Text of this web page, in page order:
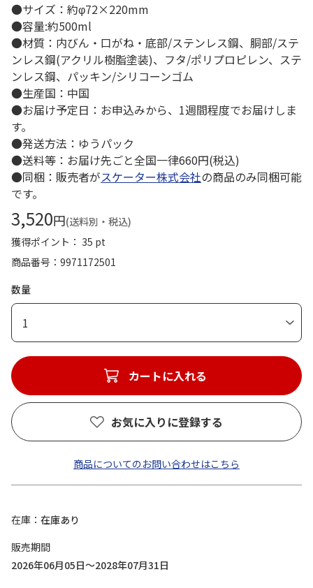
●サイズ：約φ72×220mm
●容量:約500ml
●材質：内びん・口がね・底部/ステンレス鋼、胴部/ステ
ンレス鋼(アクリル樹脂塗装)、フタ/ポリプロピレン、ステ
ンレス鋼、パッキン/シリコーンゴム
●生産国：中国
●お届け予定日：お申込みから、1週間程度でお届けしま
す。
●発送方法：ゆうパック
●送料等：お届け先ごと全国一律660円(税込)
●同梱：販売者がスケーター株式会社の商品のみ同梱可能
です。
3,520円(送料別・税込)
獲得ポイント： 35 pt
商品番号
9971172501
数量
1
カートに入れる
お気に入りに登録する
商品についてのお問い合わせはこちら
在庫
在庫あり
販売期間
2026年06月05日～2028年07月31日